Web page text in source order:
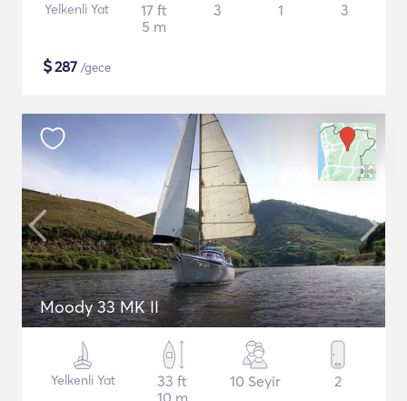
Yelkenli Yat
17 ft
5 m
3 1 3
$287 /gece
Moody 33 MK II
Yelkenli Yat
33 ft
10 m
10 Seyir 2